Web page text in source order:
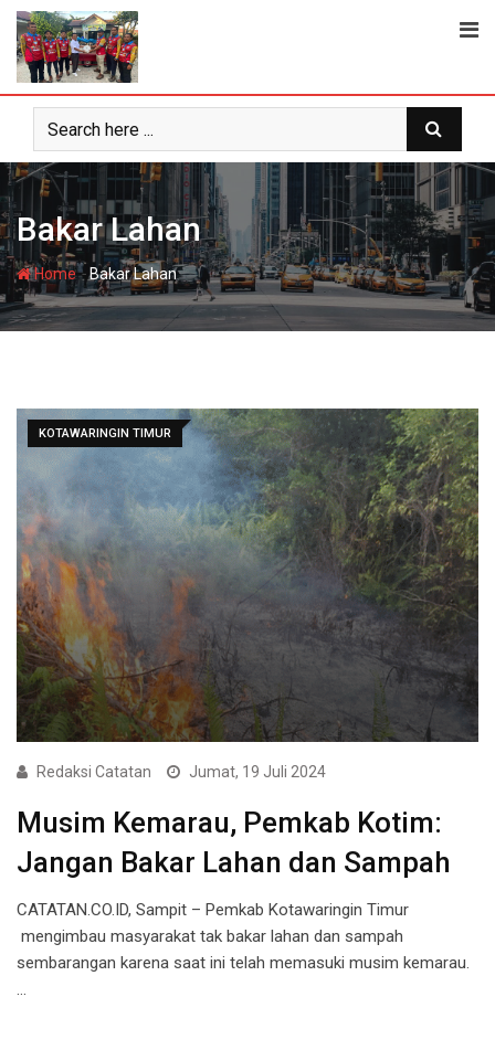
Skip
content
Bakar Lahan
Home-Bakar Lahan
KOTAWARINGIN TIMUR
Redaksi Catatan Jumat, 19 Juli 2024
Musim Kemarau, Pemkab Kotim:
Jangan Bakar Lahan dan Sampah
CATATAN.CO.ID, Sampit – Pemkab Kotawaringin Timur
mengimbau masyarakat tak bakar lahan dan sampah
sembarangan karena saat ini telah memasuki musim kemarau.